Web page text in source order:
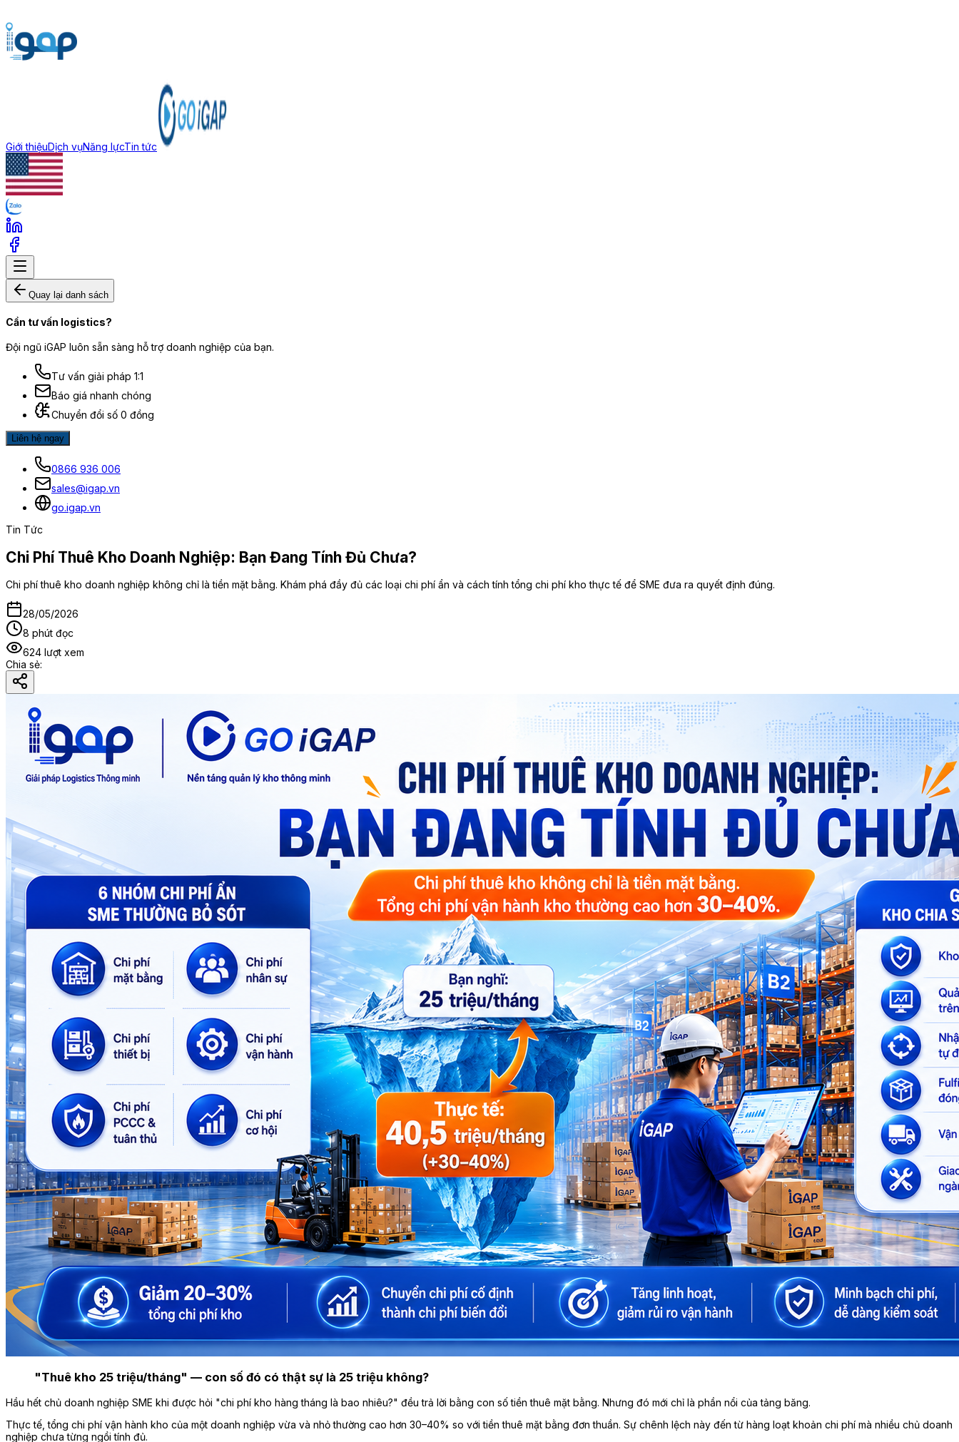
Giới thiệuDịch vụNăng lựcTin tức
Quay lại danh sách
Cần tư vấn logistics?
Đội ngũ iGAP luôn sẵn sàng hỗ trợ doanh nghiệp của bạn.
Tư vấn giải pháp 1:1
Báo giá nhanh chóng
Chuyển đổi số 0 đồng
Liên hệ ngay
0866 936 006
sales@igap.vn
go.igap.vn
Tin Tức
Chi Phí Thuê Kho Doanh Nghiệp: Bạn Đang Tính Đủ Chưa?
Chi phí thuê kho doanh nghiệp không chỉ là tiền mặt bằng. Khám phá đầy đủ các loại chi phí ẩn và cách tính tổng chi phí kho thực tế để SME đưa ra quyết định đúng.
28/05/2026
8 phút đọc
624 lượt xem
Chia sẻ:
"Thuê kho 25 triệu/tháng" — con số đó có thật sự là 25 triệu không?
Hầu hết chủ doanh nghiệp SME khi được hỏi "chi phí kho hàng tháng là bao nhiêu?" đều trả lời bằng con số tiền thuê mặt bằng. Nhưng đó mới chỉ là phần nổi của tảng băng.
Thực tế, tổng chi phí vận hành kho của một doanh nghiệp vừa và nhỏ thường cao hơn 30–40% so với tiền thuê mặt bằng đơn thuần. Sự chênh lệch này đến từ hàng loạt khoản chi phí mà nhiều chủ doanh
nghiệp chưa từng ngồi tính đủ.